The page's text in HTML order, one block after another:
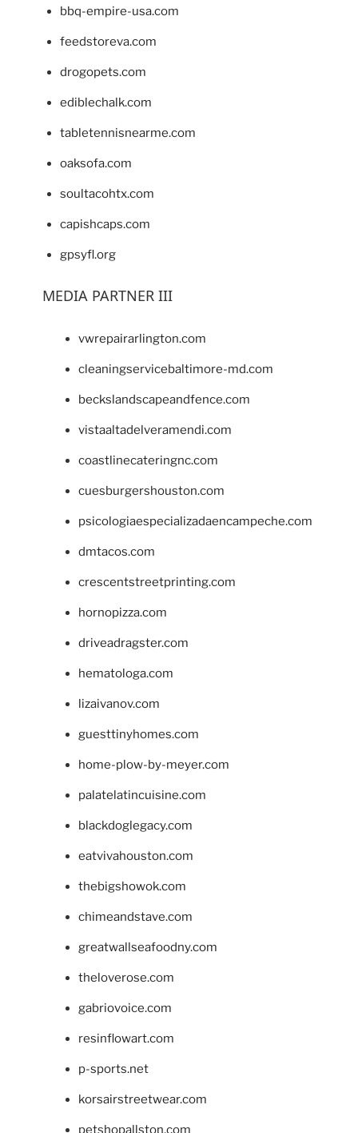
bbq-empire-usa.com
feedstoreva.com
drogopets.com
ediblechalk.com
tabletennisnearme.com
oaksofa.com
soultacohtx.com
capishcaps.com
gpsyfl.org
MEDIA PARTNER III
vwrepairarlington.com
cleaningservicebaltimore-md.com
beckslandscapeandfence.com
vistaaltadelveramendi.com
coastlinecateringnc.com
cuesburgershouston.com
psicologiaespecializadaencampeche.com
dmtacos.com
crescentstreetprinting.com
hornopizza.com
driveadragster.com
hematologa.com
lizaivanov.com
guesttinyhomes.com
home-plow-by-meyer.com
palatelatincuisine.com
blackdoglegacy.com
eatvivahouston.com
thebigshowok.com
chimeandstave.com
greatwallseafoodny.com
theloverose.com
gabriovoice.com
resinflowart.com
p-sports.net
korsairstreetwear.com
petshopallston.com